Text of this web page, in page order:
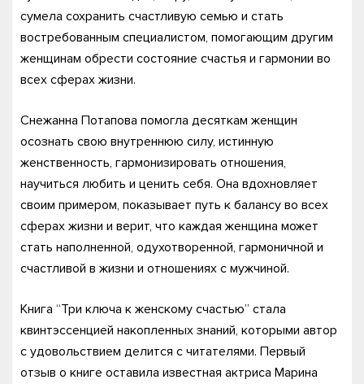
сумела сохранить счастливую семью и стать
востребованным специалистом, помогающим другим
женщинам обрести состояние счастья и гармонии во
всех сферах жизни.
Снежанна Потапова помогла десяткам женщин
осознать свою внутреннюю силу, истинную
женственность, гармонизировать отношения,
научиться любить и ценить себя. Она вдохновляет
своим примером, показывает путь к балансу во всех
сферах жизни и верит, что каждая женщина может
стать наполненной, одухотворенной, гармоничной и
счастливой в жизни и отношениях с мужчиной.
Книга “Три ключа к женскому счастью” стала
квинтэссенцией накопленных знаний, которыми автор
с удовольствием делится с читателями. Первый
отзыв о книге оставила известная актриса Марина